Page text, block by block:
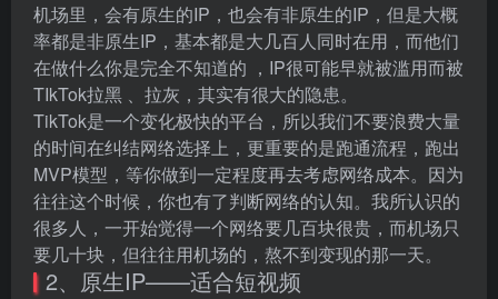
机场里，会有原生的IP，也会有非原生的IP，但是大概
率都是非原生IP，基本都是大几百人同时在用，而他们
在做什么你是完全不知道的 ，IP很可能早就被滥用而被
TIkTok拉黑 、拉灰，其实有很大的隐患。
TikTok是一个变化极快的平台，所以我们不要浪费大量
的时间在纠结网络选择上，更重要的是跑通流程，跑出
MVP模型，等你做到一定程度再去考虑网络成本。因为
往往这个时候，你也有了判断网络的认知。我所认识的
很多人，一开始觉得一个网络要几百块很贵，而机场只
要几十块，但往往用机场的，熬不到变现的那一天。
2、原生IP——适合短视频